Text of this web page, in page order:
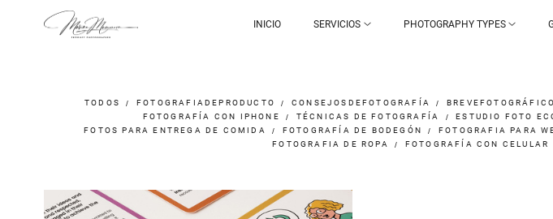
INICIO SERVICIOS PHOTOGRAPHY TYPES
TODOS FOTOGRAFIADEPRODUCTO CONSEJOSDEFOTOGRAFÍA BREVEFOTOGRÁFICO
FOTOGRAFÍA CON IPHONE
TÉCNICAS DE FOTOGRAFÍA ESTUDIO FOTO
FOTOS PARA ENTREGA DE COMIDA
FOTOGRAFÍA DE BODEGÓN FOTOGRAFIA PARA
FOTOGRAFIA DE ROPA
FOTOGRAFÍA CON CELULAR